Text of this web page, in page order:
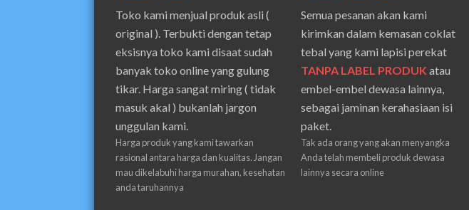
Toko kami menjual produk asli (
original ). Terbukti dengan tetap
eksisnya toko kami disaat sudah
banyak toko online yang gulung
tikar. Harga sangat miring ( tidak
masuk akal ) bukanlah jargon
unggulan kami.
Harga produk yang kami tawarkan
rasional antara harga dan kualitas. Jangan
mau dikelabuhi harga murahan, kesehatan
anda taruhannya
Semua pesanan akan kami
kirimkan dalam kemasan coklat
tebal yang kami lapisi perekat
TANPA LABEL PRODUKatau
embel-embel dewasa lainnya,
sebagai jaminan kerahasiaan isi
paket.
Tak ada orang yang akan menyangka
Anda telah membeli produk dewasa
lainnya secara online